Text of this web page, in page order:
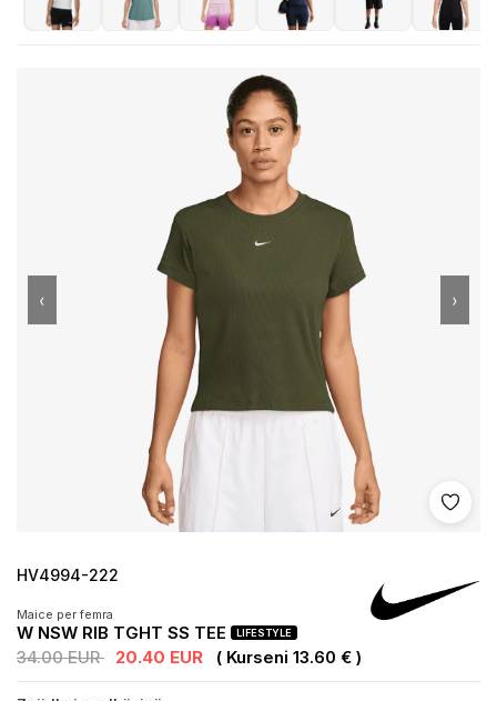
Shto
‹ ›
HV4994-222
Maice per femra
W NSW RIB TGHT SS TEE LIFESTYLE
34.00 EUR 20.40 EUR ( Kurseni 13.60 € )